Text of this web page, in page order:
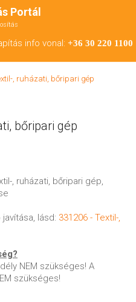
Portál
info vonal: +36 30 220 1100
, ruházati, bőripari gép
bőripari gép
, ruházati, bőripari gép,
lásd: 331206 - Textil-,
NEM szükséges! A
szükséges!